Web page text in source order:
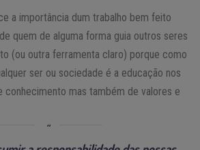
a importância dum trabalho bem feito
quem de alguma forma guia outros seres
(ou outra ferramenta claro) porque como
ser ou sociedade é a educação nos
conhecimento mas também de valores e